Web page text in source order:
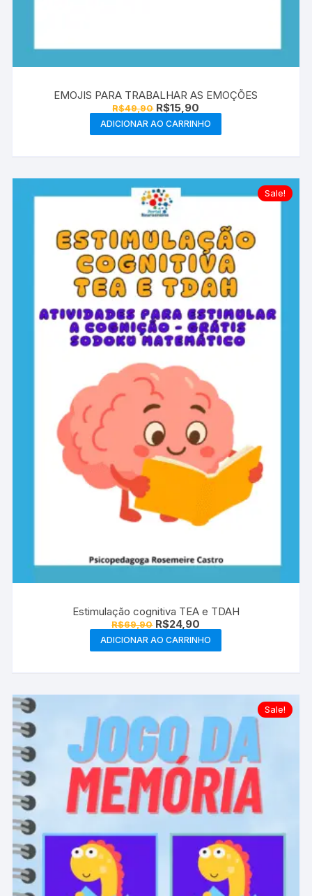
EMOJIS PARA TRABALHAR AS EMOÇÕES
R$49,90 O
preço
original
era:
R$15,90
preço
atual
é:
ADICIONAR AO CARRINHO
Sale!
Estimulação cognitiva TEA e TDAH
R$69,90 O
preço
original
era:
R$24,90
preço
atual
é:
ADICIONAR AO CARRINHO
Sale!